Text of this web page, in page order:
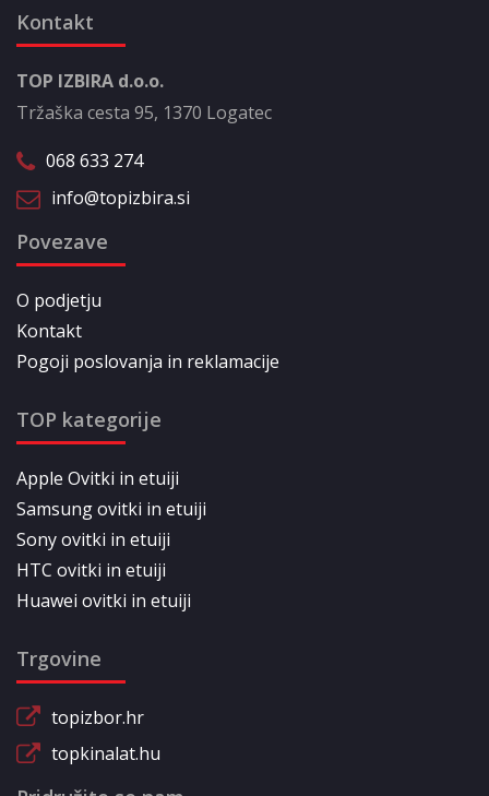
Kontakt
TOP IZBIRA d.o.o.
Tržaška cesta 95, 1370 Logatec
068 633 274
info@topizbira.si
Povezave
O podjetju
Kontakt
Pogoji poslovanja in reklamacije
TOP kategorije
Apple Ovitki in etuiji
Samsung ovitki in etuiji
Sony ovitki in etuiji
HTC ovitki in etuiji
Huawei ovitki in etuiji
Trgovine
topizbor.hr
topkinalat.hu